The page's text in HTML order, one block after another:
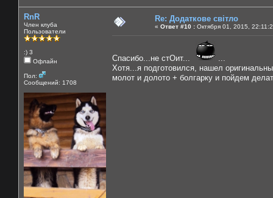
RnR
Член клуба
Пользователи
:) 3
Офлайн
Пол:
Сообщений: 1708
Re: Додаткове світло
« Ответ #10 : Октября 01, 2015,
Спасибо...не стОит...
Хотя...я подготовился, нашел
молот и долото + болгарку и пойдем